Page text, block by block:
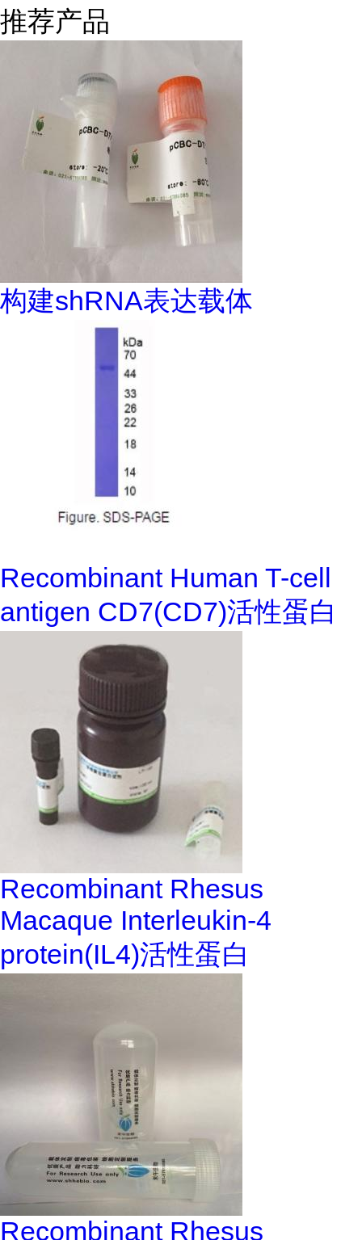
推荐产品
构建shRNA表达载体
Recombinant Human T-cell
antigen CD7(CD7)活性蛋白
Recombinant Rhesus
Macaque Interleukin-4
protein(IL4)活性蛋白
Recombinant Rhesus